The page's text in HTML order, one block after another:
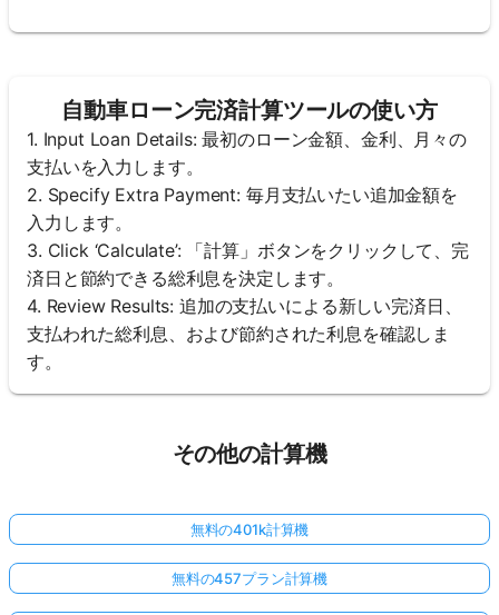
自動車ローン完済計算ツールの使い方
1. Input Loan Details: 最初のローン金額、金利、月々の
支払いを入力します。
2. Specify Extra Payment: 毎月支払いたい追加金額を
入力します。
3. Click ‘Calculate’: 「計算」ボタンをクリックして、完
済日と節約できる総利息を決定します。
4. Review Results: 追加の支払いによる新しい完済日、
支払われた総利息、および節約された利息を確認しま
す。
その他の計算機
無料の401k計算機
無料の457プラン計算機